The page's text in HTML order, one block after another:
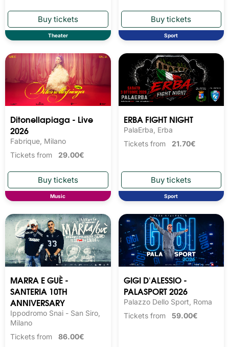
Theater Sport
Ditonellapiaga - Live
2026
Fabrique, Milano
Tickets from 29.00€
Music
ERBA FIGHT NIGHT
PalaErba, Erba
Tickets from 21.70€
Sport
MARRA E GUÈ -
SANTERIA 10TH
ANNIVERSARY
Ippodromo Snai - San Siro,
Milano
Tickets from 86.00€
GIGI D'ALESSIO -
PALASPORT 2026
Palazzo Dello Sport, Roma
Tickets from 59.00€